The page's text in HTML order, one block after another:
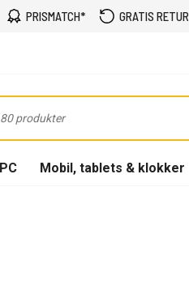
PRISMATCH* GRATIS RETUR
Mobil, tablets & klokker